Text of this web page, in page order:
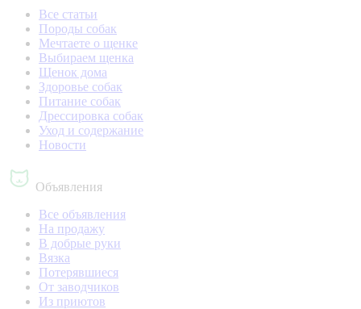
Все статьи
Породы собак
Мечтаете о щенке
Выбираем щенка
Щенок дома
Здоровье собак
Питание собак
Дрессировка собак
Уход и содержание
Новости
Объявления
Все объявления
На продажу
В добрые руки
Вязка
Потерявшиеся
От заводчиков
Из приютов